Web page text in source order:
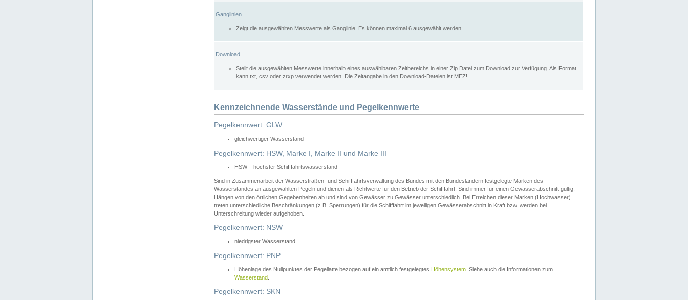
Ganglinien
Zeigt die ausgewählten Messwerte als Ganglinie. Es können maximal 6 ausgewählt werden.
Download
Stellt die ausgewählten Messwerte innerhalb eines auswählbaren Zeitbereichs in einer Zip Datei zum Download zur Verfügung. Als Format
kann txt, csv oder zrxp verwendet werden. Die Zeitangabe in den Download-Dateien ist MEZ!
Kennzeichnende Wasserstände und Pegelkennwerte
Pegelkennwert: GLW
gleichwertiger Wasserstand
Pegelkennwert: HSW, Marke I, Marke II und Marke III
HSW – höchster Schifffahrtswasserstand
Sind in Zusammenarbeit der Wasserstraßen- und Schifffahrtsverwaltung des Bundes mit den Bundesländern festgelegte Marken des
Wasserstandes an ausgewählten Pegeln und dienen als Richtwerte für den Betrieb der Schifffahrt. Sind immer für einen Gewässerabschnitt gültig.
Hängen von den örtlichen Gegebenheiten ab und sind von Gewässer zu Gewässer unterschiedlich. Bei Erreichen dieser Marken (Hochwasser)
treten unterschiedliche Beschränkungen (z.B. Sperrungen) für die Schifffahrt im jeweiligen Gewässerabschnitt in Kraft bzw. werden bei
Unterschreitung wieder aufgehoben.
Pegelkennwert: NSW
niedrigster Wasserstand
Pegelkennwert: PNP
Höhenlage des Nullpunktes der Pegellatte bezogen auf ein amtlich festgelegtes Höhensystem . Siehe auch die Informationen zum
Wasserstand
Pegelkennwert: SKN